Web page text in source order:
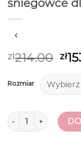
śniegowce
zł214.00 zł
Rozmiar
ilość śniegowce dla